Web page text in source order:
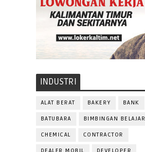
INDUSTRI
ALAT BERAT BAKERY BANK
BATUBARA BIMBINGAN BELAJAR
CHEMICAL CONTRACTOR